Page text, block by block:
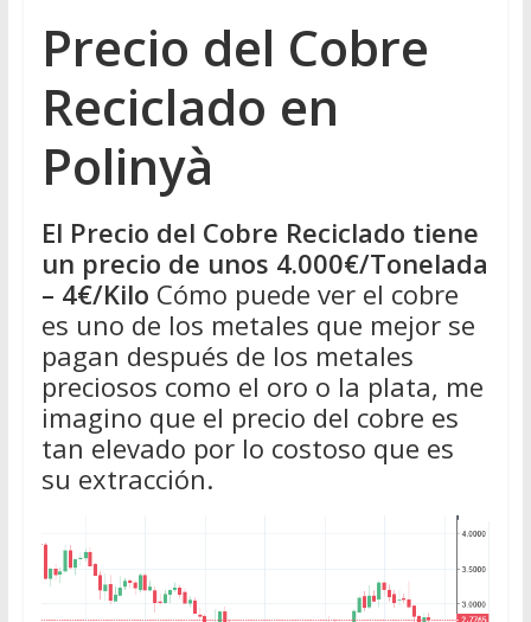
Precio del Cobre
Reciclado en
Polinyà
El Precio del Cobre Reciclado tiene
un precio de unos 4.000€/Tonelada
– 4€/Kilo Cómo puede ver el cobre
es uno de los metales que mejor se
pagan después de los metales
preciosos como el oro o la plata, me
imagino que el precio del cobre es
tan elevado por lo costoso que es
su extracción.